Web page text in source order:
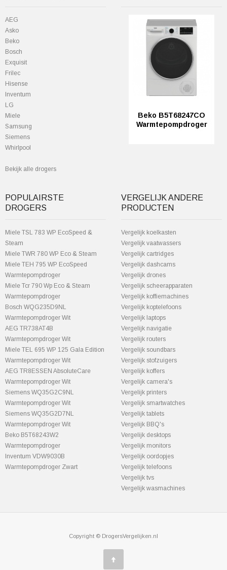
AEG
Asko
Beko
Bosch
Exquisit
Frilec
Hisense
Inventum
LG
Miele
Samsung
Siemens
Whirlpool
Bekijk alle drogers
Beko B5T68247CO
Warmtepompdroger
POPULAIRSTE
DROGERS
Miele TSL 783 WP EcoSpeed &
Steam
Miele TWR 780 WP Eco & Steam
Miele TEH 795 WP EcoSpeed
Warmtepompdroger
Miele Tcr 790 Wp Eco & Steam
Warmtepompdroger
Bosch WQG235D9NL
Warmtepompdroger Wit
AEG TR738AT4B
Warmtepompdroger Wit
Miele TEL 695 WP 125 Gala Edition
Warmtepompdroger Wit
AEG TR8ESSEN AbsoluteCare
Warmtepompdroger Wit
Siemens WQ35G2C9NL
Warmtepompdroger Wit
Siemens WQ35G2D7NL
Warmtepompdroger Wit
Beko B5T68243W2
Warmtepompdroger
Inventum VDW9030B
Warmtepompdroger Zwart
VERGELIJK ANDERE
PRODUCTEN
Vergelijk koelkasten
Vergelijk vaatwassers
Vergelijk cartridges
Vergelijk dashcams
Vergelijk drones
Vergelijk scheerapparaten
Vergelijk koffiemachines
Vergelijk koptelefoons
Vergelijk laptops
Vergelijk navigatie
Vergelijk routers
Vergelijk soundbars
Vergelijk stofzuigers
Vergelijk koffers
Vergelijk camera's
Vergelijk printers
Vergelijk smartwatches
Vergelijk tablets
Vergelijk BBQ's
Vergelijk desktops
Vergelijk monitors
Vergelijk oordopjes
Vergelijk telefoons
Vergelijk tvs
Vergelijk wasmachines
Copyright © DrogersVergelijken.nl